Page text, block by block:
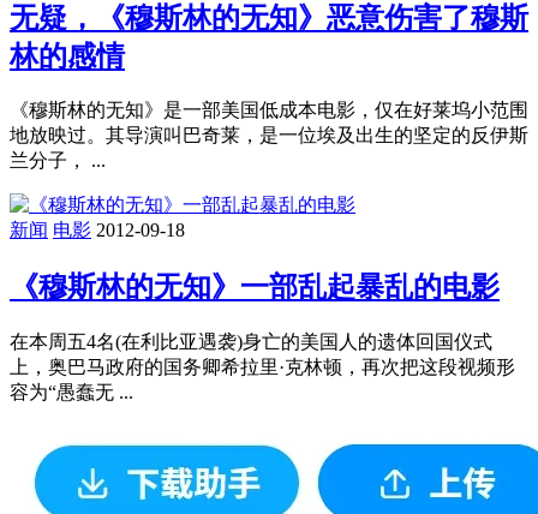
无疑，《穆斯林的无知》恶意伤害了穆斯
林的感情
《穆斯林的无知》是一部美国低成本电影，仅在好莱坞小范围
地放映过。其导演叫巴奇莱，是一位埃及出生的坚定的反伊斯
兰分子， ...
新闻 电影 2012-09-18
《穆斯林的无知》一部乱起暴乱的电影
在本周五4名(在利比亚遇袭)身亡的美国人的遗体回国仪式
上，奥巴马政府的国务卿希拉里·克林顿，再次把这段视频形
容为“愚蠢无 ...